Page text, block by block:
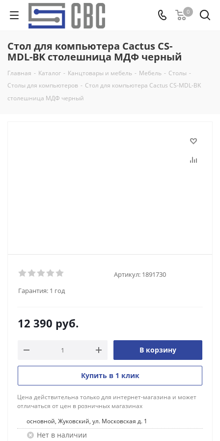
0
Стол для компьютера Cactus CS-
MDL-BK столешница МДФ черный
Главная - Каталог - Канцтовары и мебель - Мебель - Столы -
Столы для компьютеров - Стол для компьютера Cactus CS-MDL-BK
столешница МДФ черный
Артикул: 1891730
Гарантия: 1 год
12 390 руб.
В корзину
Купить в 1 клик
Цена действительна только для интернет-магазина и может
отличаться от цен в розничных магазинах
основной, Жуковский, ул. Московская д. 1
Нет в наличии